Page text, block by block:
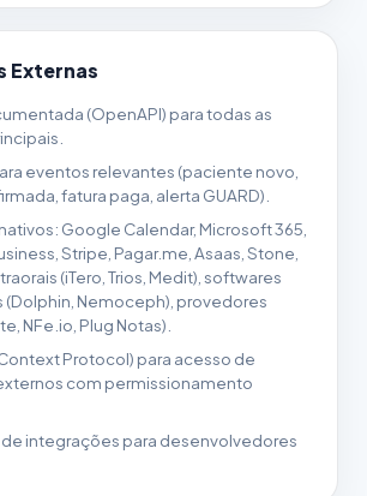
Externas
(OpenAPI) para todas as
eventos relevantes (paciente novo,
fatura paga, alerta GUARD).
Google Calendar, Microsoft 365,
Stripe, Pagar.me, Asaas, Stone,
(iTero, Trios, Medit), softwares
Nemoceph), provedores
NFe.io, Plug Notas).
Protocol) para acesso de
com permissionamento
integrações para desenvolvedores